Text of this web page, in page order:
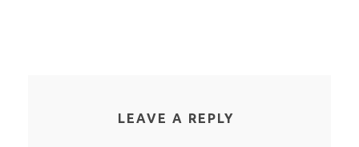
LEAVE A REPLY